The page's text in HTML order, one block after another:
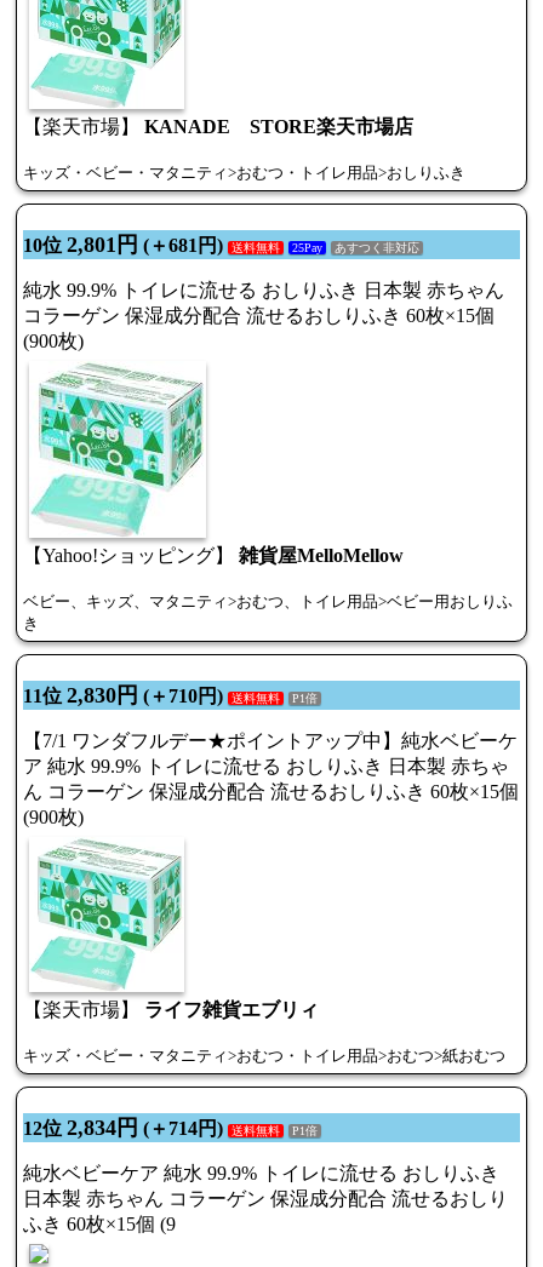
【楽天市場】 KANADE STORE楽天市場店
キッズ・ベビー・マタニティ>おむつ・トイレ用品>おしりふき
10位 2,801円 (＋681円) 送料無料 25Pay あすつく非対応
純水 99.9% トイレに流せる おしりふき 日本製 赤ちゃん
コラーゲン 保湿成分配合 流せるおしりふき 60枚×15個
(900枚)
【Yahoo!ショッピング】 雑貨屋MelloMellow
ベビー、キッズ、マタニティ>おむつ、トイレ用品>ベビー用おしりふ
き
11位 2,830円 (＋710円) 送料無料 P1倍
【7/1 ワンダフルデー★ポイントアップ中】純水ベビーケ
ア 純水 99.9% トイレに流せる おしりふき 日本製 赤ちゃ
ん コラーゲン 保湿成分配合 流せるおしりふき 60枚×15個
(900枚)
【楽天市場】 ライフ雑貨エブリィ
キッズ・ベビー・マタニティ>おむつ・トイレ用品>おむつ>紙おむつ
12位 2,834円 (＋714円) 送料無料 P1倍
純水ベビーケア 純水 99.9% トイレに流せる おしりふき
日本製 赤ちゃん コラーゲン 保湿成分配合 流せるおしり
ふき 60枚×15個 (9